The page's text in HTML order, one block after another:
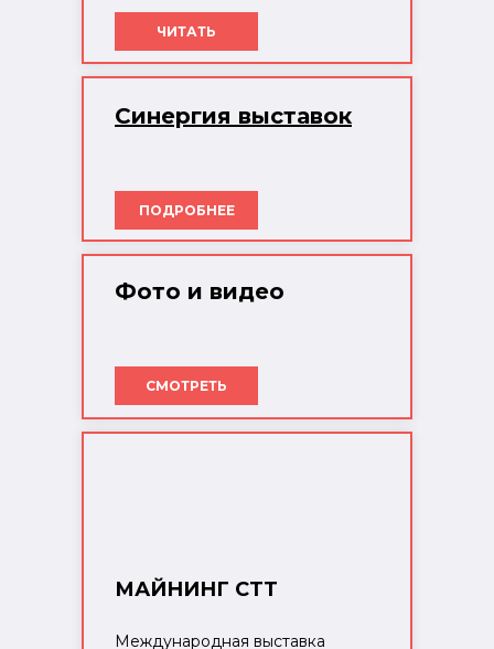
ЧИТАТЬ
Фото и видео
СМОТРЕТЬ
Синергия выставок
МАЙНИНГ СТТ
Международная выставка
ПОДРОБНЕЕ